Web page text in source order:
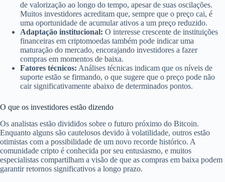
de valorização ao longo do tempo, apesar de suas oscilações.
Muitos investidores acreditam que, sempre que o preço cai, é
uma oportunidade de acumular ativos a um preço reduzido.
Adaptação institucional: O interesse crescente de instituições
financeiras em criptomoedas também pode indicar uma
maturação do mercado, encorajando investidores a fazer
compras em momentos de baixa.
Fatores técnicos: Análises técnicas indicam que os níveis de
suporte estão se firmando, o que sugere que o preço pode não
cair significativamente abaixo de determinados pontos.
O que os investidores estão dizendo
Os analistas estão divididos sobre o futuro próximo do Bitcoin.
Enquanto alguns são cautelosos devido à volatilidade, outros estão
otimistas com a possibilidade de um novo recorde histórico. A
comunidade cripto é conhecida por seu entusiasmo, e muitos
especialistas compartilham a visão de que as compras em baixa podem
garantir retornos significativos a longo prazo.